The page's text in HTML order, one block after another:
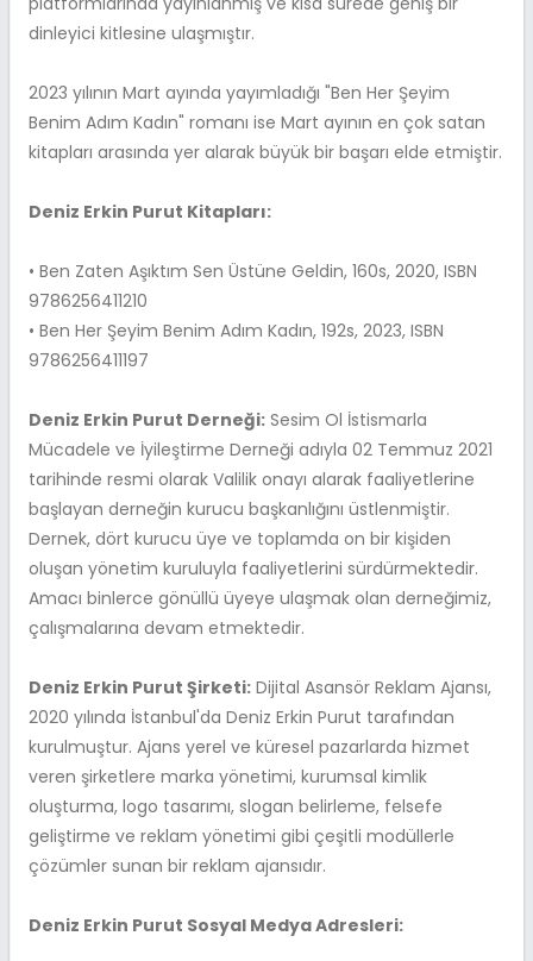
dinleyici kitlesine ulaşmıştır.
2023 yılının Mart ayında yayımladığı "Ben Her Şeyim
Benim Adım Kadın" romanı ise Mart ayının en çok satan
kitapları arasında yer alarak büyük bir başarı elde etmiştir.
Deniz Erkin Purut Kitapları:
• Ben Zaten Aşıktım Sen Üstüne Geldin, 160s, 2020, ISBN
9786256411210
• Ben Her Şeyim Benim Adım Kadın, 192s, 2023, ISBN
9786256411197
Deniz Erkin Purut Derneği: Sesim Ol İstismarla
Mücadele ve İyileştirme Derneği adıyla 02 Temmuz 2021
tarihinde resmi olarak Valilik onayı alarak faaliyetlerine
başlayan derneğin kurucu başkanlığını üstlenmiştir.
Dernek, dört kurucu üye ve toplamda on bir kişiden
oluşan yönetim kuruluyla faaliyetlerini sürdürmektedir.
Amacı binlerce gönüllü üyeye ulaşmak olan derneğimiz,
çalışmalarına devam etmektedir.
Deniz Erkin Purut Şirketi: Dijital Asansör Reklam Ajansı,
2020 yılında İstanbul'da Deniz Erkin Purut tarafından
kurulmuştur. Ajans yerel ve küresel pazarlarda hizmet
veren şirketlere marka yönetimi, kurumsal kimlik
oluşturma, logo tasarımı, slogan belirleme, felsefe
geliştirme ve reklam yönetimi gibi çeşitli modüllerle
çözümler sunan bir reklam ajansıdır.
Deniz Erkin Purut Sosyal Medya Adresleri: